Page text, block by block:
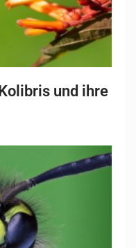
und ihre